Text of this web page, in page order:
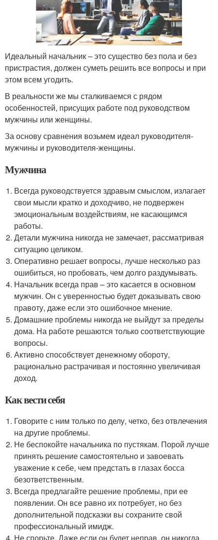
Идеальный начальник – это существо без пола и без
пристрастия, должен суметь решить все вопросы и при
этом всем угодить.
В реальности же мы сталкиваемся с рядом
особенностей, присущих работе под руководством
мужчины или женщины.
За основу сравнения возьмем идеал руководителя-
мужчины и руководителя-женщины.
Мужчина
Всегда руководствуется здравым смыслом, излагает
свои мысли кратко и доходчиво, не подвержен
эмоциональным воздействиям, не касающимся
работы.
Детали мужчина никогда не замечает, рассматривая
ситуацию целиком.
Оперативно решает вопросы, лучше несколько раз
ошибиться, но пробовать, чем долго раздумывать.
Начальник всегда прав – это касается в основном
мужчин. Он с уверенностью будет доказывать свою
правоту, даже если это ошибочное мнение.
Домашние проблемы никогда не выйдут за пределы
дома. На работе решаются только соответствующие
вопросы.
Активно способствует денежному обороту,
рационально растрачивая и постоянно увеличивая
доход.
Как вести себя
Говорите с ним только по делу, четко, без отвлечения
на другие проблемы.
Не беспокойте начальника по пустякам. Порой лучше
принять решение самостоятельно и завоевать
уважение к себе, чем предстать в глазах босса
безответственным.
Всегда предлагайте решение проблемы, при ее
появлении. Он все равно их потребует, но без
дополнительной подсказки вы сохраните свой
профессиональный имидж.